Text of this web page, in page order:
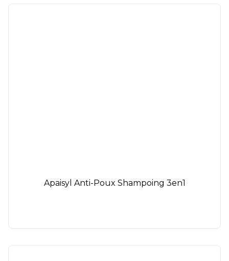
Apaisyl Anti-Poux Shampoing 3en1